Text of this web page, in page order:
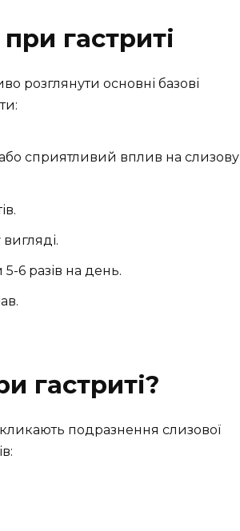
гастриті
розглянути основні базові
сприятливий вплив на слизову
6 разів на день.
гастриті?
подразнення слизової